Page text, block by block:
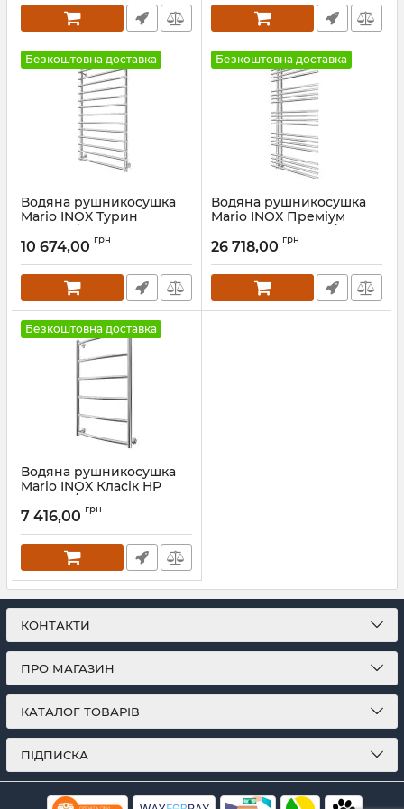
Безкоштовна доставка
Водяна рушникосушка
Mario INOX Турин
970х530/500 чорний мат
Артикул:1.8.044622.P-BM
10 674,00 грн
Безкоштовна доставка
Водяна рушникосушка
Mario INOX Преміум
Марсель 1090х530/50
чорний мат
Артикул:1.073.044226.P-BM
26 718,00 грн
Безкоштовна доставка
Водяна рушникосушка
Mario INOX Класік HP
770х530/500 чорний мат
Артикул:1.8.044571.P-BM
7 416,00 грн
КОНТАКТИ
ПРО МАГАЗИН
КАТАЛОГ ТОВАРІВ
ПІДПИСКА